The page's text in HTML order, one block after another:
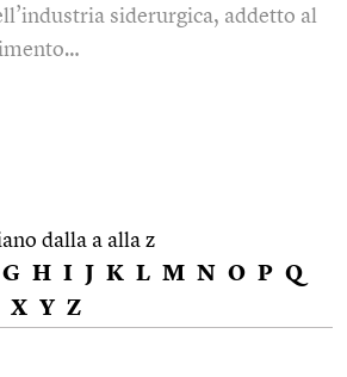
siderurgica, addetto al
dalla a alla z
G H I J K L M N O P Q
X Y Z